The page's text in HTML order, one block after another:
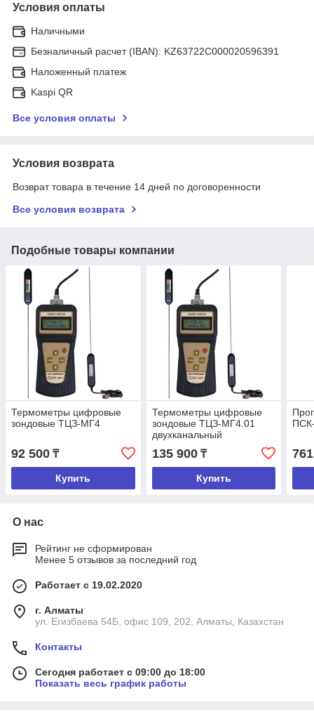
Условия оплаты
Наличными
Безналичный расчет (IBAN): KZ63722C000020596391
Наложенный платеж
Kaspi QR
Все условия оплаты
Условия возврата
Возврат товара в течение 14 дней по договоренности
Все условия возврата
Подобные товары компании
Термометры цифровые
зондовые ТЦЗ-МГ4
92 500 ₸
Купить
Термометры цифровые
зондовые ТЦЗ-МГ4.01
двухканальный
135 900₸
Купить
О нас
Рейтинг не сформирован
Менее 5 отзывов за последний год
Работает с 19.02.2020
г. Алматы
ул. Егизбаева 54Б, офис 109, 202, Алматы, Казахстан
Контакты
Сегодня работает с 09:00 до 18:00
Показать весь график работы